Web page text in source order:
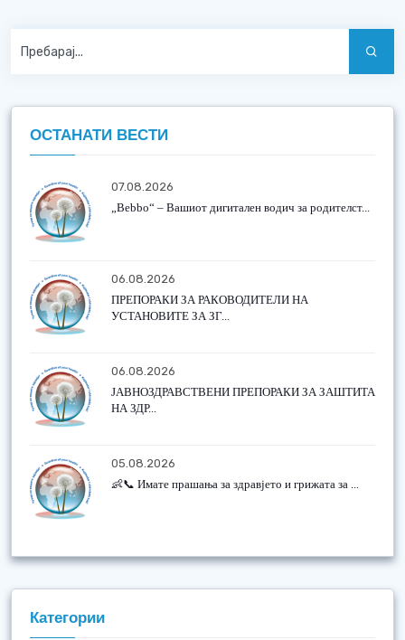
ОСТАНАТИ ВЕСТИ
07.08.2026
„Bebbo“ – Вашиот дигитален водич за родителст...
06.08.2026
ПРЕПОРАКИ ЗА РАКОВОДИТЕЛИ НА
УСТАНОВИТЕ ЗА ЗГ...
06.08.2026
ЈАВНОЗДРАВСТВЕНИ ПРЕПОРАКИ ЗА ЗАШТИТА
НА ЗДР...
05.08.2026
👶📞 Имате прашања за здравјето и грижата за ...
Категории